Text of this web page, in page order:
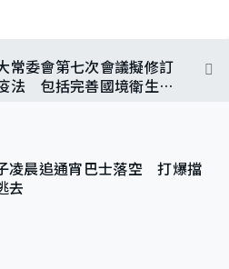
常委會第七次會議擬修訂
法 包括完善國境衛生檢
凌晨追通宵巴士落空 打爆擋
去